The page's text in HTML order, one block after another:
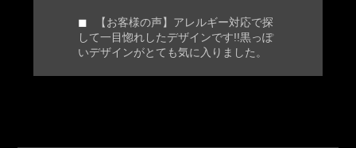
【お客様の声】アレルギー対応で探
して一目惚れしたデザインです!!黒っぽ
いデザインがとても気に入りました。